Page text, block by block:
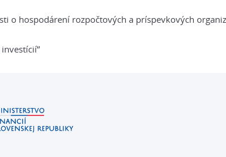
o hospodárení rozpočtových a príspevkových